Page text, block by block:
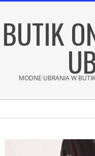
content
BUTIK
MODNE UBRANIA W